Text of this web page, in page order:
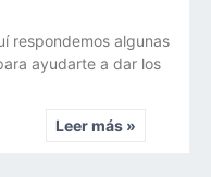
respondemos algunas
ayudarte a dar los
Leer más »